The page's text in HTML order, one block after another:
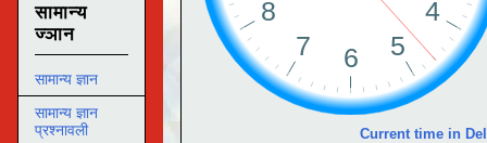
Current time in
सामान्य
ज्ञान
सामान्य ज्ञान
सामान्य ज्ञान
प्रश्नावली